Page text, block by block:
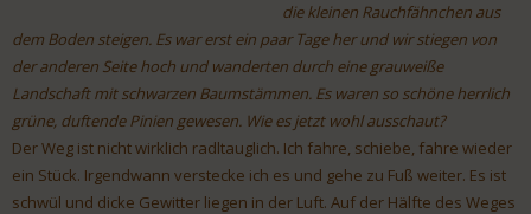
die kleinen Rauchfähnchen aus
dem Boden steigen. Es war erst ein paar Tage her und wir stiegen von
der anderen Seite hoch und wanderten durch eine grauweiße
Landschaft mit schwarzen Baumstämmen. Es waren so schöne herrlich
grüne, duftende Pinien gewesen. Wie es jetzt wohl ausschaut?
Der Weg ist nicht wirklich radltauglich. Ich fahre, schiebe, fahre wieder
ein Stück. Irgendwann verstecke ich es und gehe zu Fuß weiter. Es ist
schwül und dicke Gewitter liegen in der Luft. Auf der Hälfte des Weges